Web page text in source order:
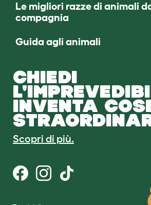
Le migliori razze di animali
compagnia
Guida agli animali
CHIEDI
INVENTA
Scopri di più.